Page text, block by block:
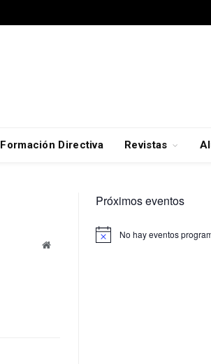
Formación Directiva Revistas
Website
Próximos eventos
Aviso No hay eventos